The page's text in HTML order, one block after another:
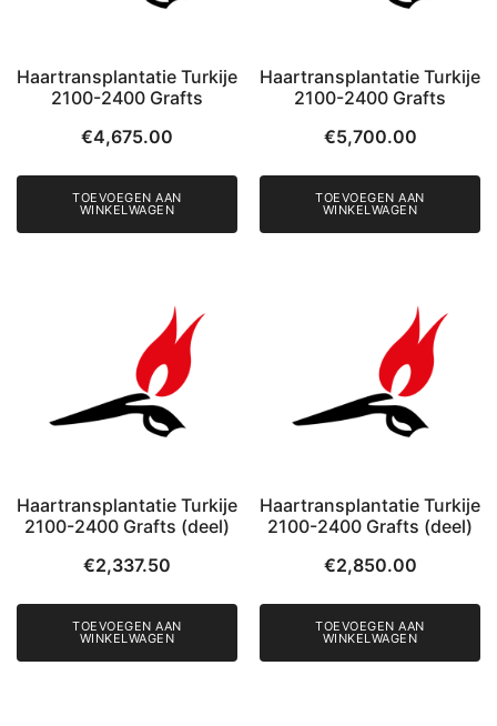
Haartransplantatie Turkije
2100-2400 Grafts
€4,675.00
TOEVOEGEN AAN
WINKELWAGEN
Haartransplantatie Turkije
2100-2400 Grafts
€5,700.00
TOEVOEGEN AAN
WINKELWAGEN
Haartransplantatie Turkije
2100-2400 Grafts (deel)
€2,337.50
TOEVOEGEN AAN
WINKELWAGEN
Haartransplantatie Turkije
2100-2400 Grafts (deel)
€2,850.00
TOEVOEGEN AAN
WINKELWAGEN